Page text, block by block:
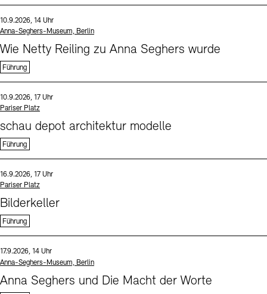
Datum und Uhrzeit:
10.9.2026, 14 Uhr
Standort
Anna-Seghers-Museum, Berlin
Wie Netty Reiling zu Anna Seghers wurde
Führung
Datum und Uhrzeit:
10.9.2026, 17 Uhr
Standort
Pariser Platz
schau depot architektur modelle
Führung
Datum und Uhrzeit:
16.9.2026, 17 Uhr
Standort
Pariser Platz
Bilderkeller
Führung
Datum und Uhrzeit:
17.9.2026, 14 Uhr
Standort
Anna-Seghers-Museum, Berlin
Anna Seghers und Die Macht der Worte